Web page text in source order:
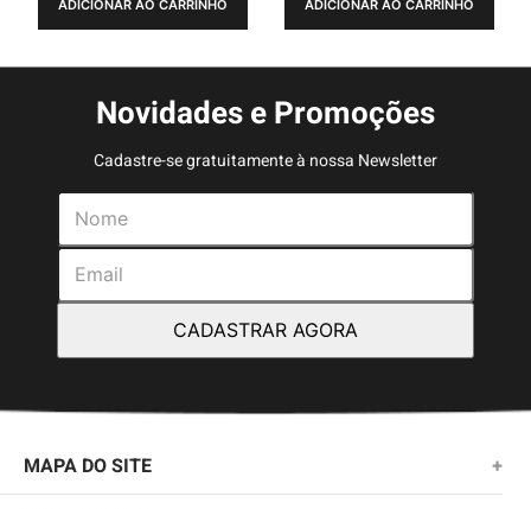
ADICIONAR AO CARRINHO ADICIONAR AO CARRINHO
Novidades e Promoções
Cadastre-se gratuitamente à nossa Newsletter
CADASTRAR AGORA
MAPA DO SITE +